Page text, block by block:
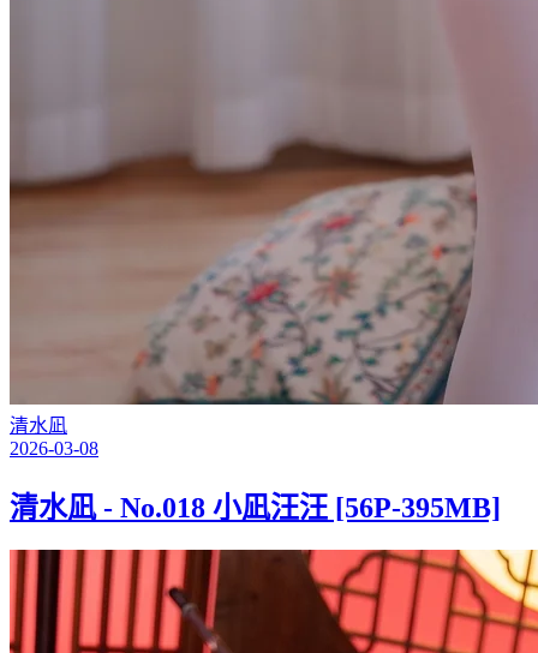
清水凪
2026-03-08
清水凪 - No.018 小凪汪汪 [56P-395MB]